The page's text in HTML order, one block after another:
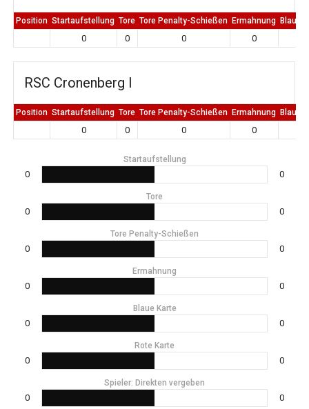
Position Startaufstellung Tore Tore Penalty-Schießen Ermahnung Blaue
0 0 0 0
RSC Cronenberg I
Position Startaufstellung Tore Tore Penalty-Schießen Ermahnung Blaue
0 0 0 0
Startaufstellung
0 0
Tore
0 0
Tore Penalty-Schießen
0 0
Ermahnung
0 0
Blaue Karte
0 0
Rote Karte
0 0
Spieler: Direkten vergeben
0 0